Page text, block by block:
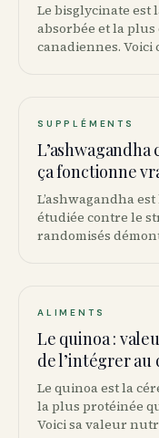
Le bisglycinate est
absorbée et la
canadiennes. Voici
SUPPLÉMENTS
ça fonctionne
L’ashwagandha
étudiée contre le
randomisés
ALIMENTS
Le quinoa :
de l’intégrer
Le quinoa est la
la plus protéinée
Voici sa valeur